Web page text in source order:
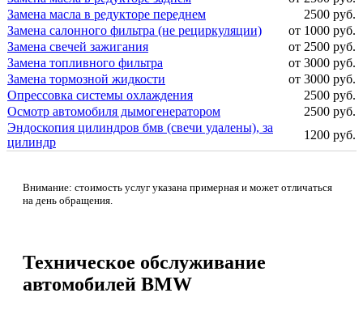
Замена масла в редукторе переднем
2500 руб.
Замена салонного фильтра (не рециркуляции)
от 1000 руб.
Замена свечей зажигания
от 2500 руб.
Замена топливного фильтра
от 3000 руб.
Замена тормозной жидкости
от 3000 руб.
Опрессовка системы охлаждения
2500 руб.
Осмотр автомобиля дымогенератором
2500 руб.
Эндоскопия цилиндров бмв (свечи удалены), за
цилиндр
1200 руб.
Внимание: стоимость услуг указана примерная и может отличаться
на день обращения.
Техническое обслуживание
автомобилей BMW